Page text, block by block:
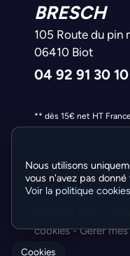
BRESCH
105 Route du pin
06410 Biot
04 92 91 30 10
** dès 15€ net HT
cookies-Gérer
Cookies
Nous utilisons
vous n'avez pas donné
Voir la politique cookies